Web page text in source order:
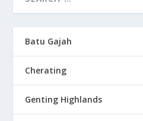
Batu Gajah
Cherating
Genting Highlands